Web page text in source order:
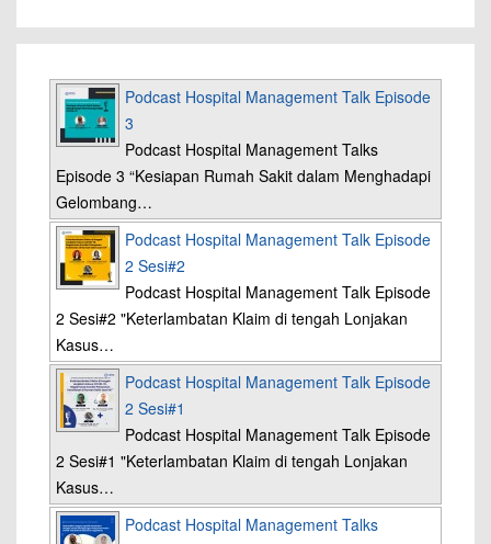
Podcast Hospital Management Talk Episode
3
Podcast Hospital Management Talks
Episode 3 “Kesiapan Rumah Sakit dalam Menghadapi
Gelombang…
Podcast Hospital Management Talk Episode
2 Sesi#2
Podcast Hospital Management Talk Episode
2 Sesi#2 "Keterlambatan Klaim di tengah Lonjakan
Kasus…
Podcast Hospital Management Talk Episode
2 Sesi#1
Podcast Hospital Management Talk Episode
2 Sesi#1 "Keterlambatan Klaim di tengah Lonjakan
Kasus…
Podcast Hospital Management Talks